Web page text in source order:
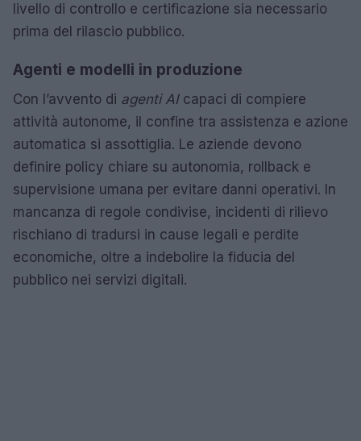
livello di controllo e certificazione sia necessario
prima del rilascio pubblico.
Agenti e modelli in produzione
Con l’avvento di agenti AIcapaci di compiere
attività autonome, il confine tra assistenza e azione
automatica si assottiglia. Le aziende devono
definire policy chiare su autonomia, rollback e
supervisione umana per evitare danni operativi. In
mancanza di regole condivise, incidenti di rilievo
rischiano di tradursi in cause legali e perdite
economiche, oltre a indebolire la fiducia del
pubblico nei servizi digitali.